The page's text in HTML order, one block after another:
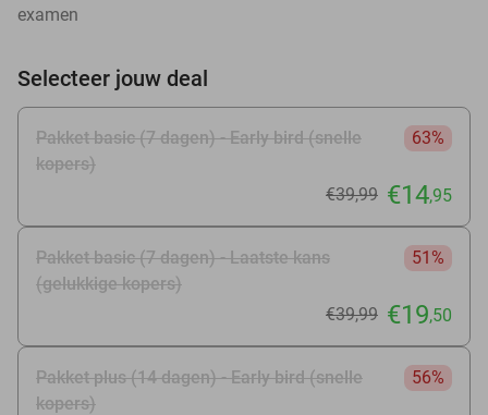
examen
Selecteer jouw deal
Pakket basic (7 dagen) - Early bird (snelle
kopers)
63%
€39,99 €14,95
Pakket basic (7 dagen) - Laatste kans
(gelukkige kopers)
51%
€39,99 €19,50
Pakket plus (14 dagen) - Early bird (snelle
kopers)
56%